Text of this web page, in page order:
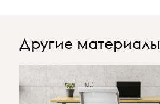
Другие материалы